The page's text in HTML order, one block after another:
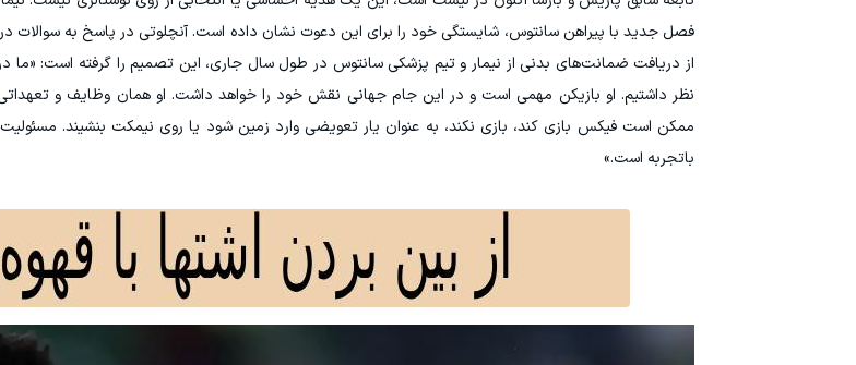
فصل جدید با پیراهن سانتوس، شایستگی خود را برای این دعوت نشان داده است. آنچلوتی در پاسخ به سوالات
از دریافت ضمانت‌های بدنی از نیمار و تیم پزشکی سانتوس در طول سال جاری، این تصمیم را گرفته است: «ما
ممکن است فیکس بازی کند، بازی نکند، به عنوان یار تعویضی وارد زمین شود یا روی نیمکت بنشیند. مسئولیت
باتجربه است.»